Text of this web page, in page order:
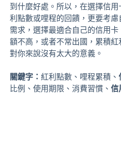
到什麼好處。所以，在選擇信
利點數或哩程的回饋，更要考慮
需求，選擇最適合自己的信用
額不高，或者不常出國，累積紅
對你來說沒有太大的意義。
關鍵字： 紅利點數、哩程累積、
比例、使用期限、消費習慣、 信